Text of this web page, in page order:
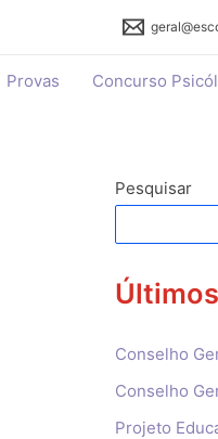
Provas Concurso
Pesquisar
Conselho
Conselho
Projeto